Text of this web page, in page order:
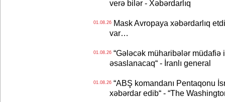
verə bilər - Xəbərdarlıq
01.08.26Mask Avropaya xəbərdarlıq
var…
01.08.26“Gələcək müharibələr müdafiə
əsaslanacaq“ - İranlı general
01.08.26“ABŞ komandanı Pentaqonu
xəbərdar edib“ - “The